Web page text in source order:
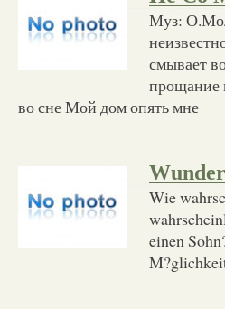
Муз:
смывает
прощание
во сне Мой дом опять мне
Wunder
Wie
einen